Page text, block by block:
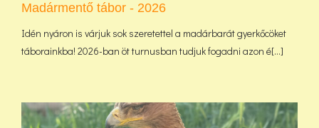
Madármentő tábor - 2026
Idén nyáron is várjuk sok szeretettel a madárbarát gyerkőcöket
táborainkba! 2026-ban öt turnusban tudjuk fogadni azon é[...]